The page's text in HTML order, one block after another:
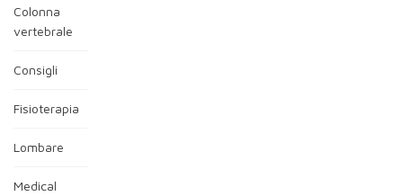
Colonna
vertebrale
Consigli
Fisioterapia
Lombare
Medical